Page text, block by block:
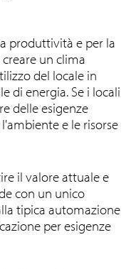
produttività e per la
un clima
del locale in
di energia. Se i locali
delle esigenze
e le risorse
il valore attuale e
con un unico
tipica automazione
per esigenze